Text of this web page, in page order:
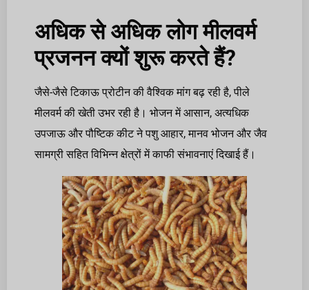
अधिक से अधिक लोग मीलवर्म
प्रजनन क्यों शुरू करते हैं?
जैसे-जैसे टिकाऊ प्रोटीन की वैश्विक मांग बढ़ रही है, पीले
मीलवर्म की खेती उभर रही है। भोजन में आसान, अत्यधिक
उपजाऊ और पौष्टिक कीट ने पशु आहार, मानव भोजन और जैव
सामग्री सहित विभिन्न क्षेत्रों में काफी संभावनाएं दिखाई हैं।